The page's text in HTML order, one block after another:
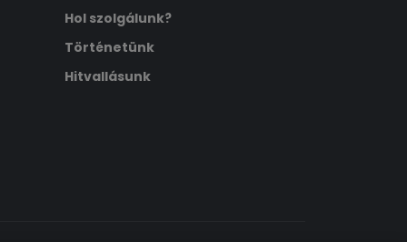
Hol szolgálunk?
Történetünk
Hitvallásunk